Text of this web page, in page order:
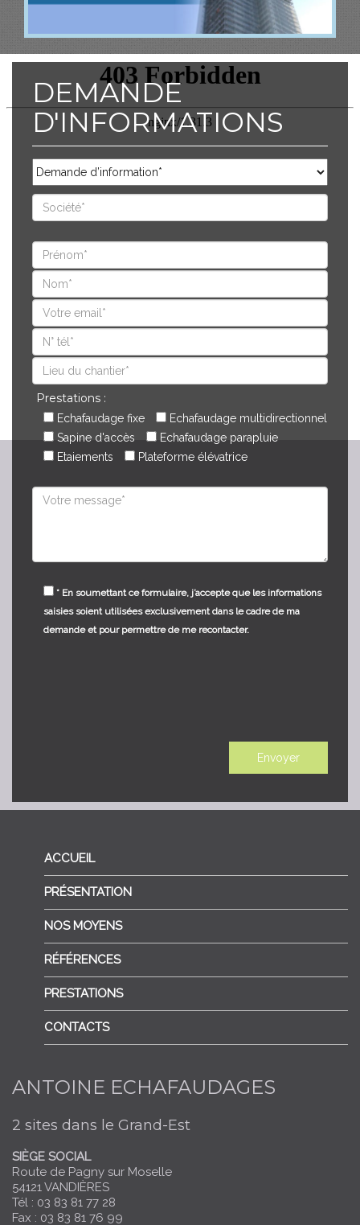
DEMANDE
D'INFORMATIONS
Prestations :
Echafaudage fixe
Echafaudage multidirectionnel
Sapine d'accès
Echafaudage parapluie
Etaiements
Plateforme élévatrice
* En soumettant ce formulaire, j’accepte que les informations
saisies soient utilisées exclusivement dans le cadre de ma
demande et pour permettre de me recontacter.
ACCUEIL
PRÉSENTATION
NOS MOYENS
RÉFÉRENCES
PRESTATIONS
CONTACTS
ANTOINE ECHAFAUDAGES
2 sites dans le Grand-Est
SIÈGE SOCIAL
Route de Pagny sur Moselle
54121 VANDIÈRES
Tél : 03 83 81 77 28
Fax : 03 83 81 76 99